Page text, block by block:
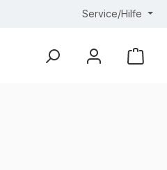
Service/Hilfe